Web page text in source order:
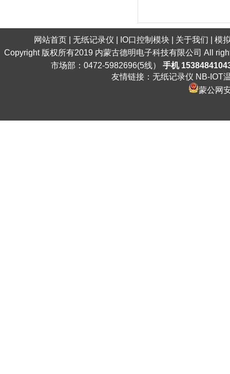
网站首页 无纸记录仪 IO口控制模块 关于我们
模
Copyright 版权所有2019 内蒙古德明电子科技有限公司 All
市场部：0472-5982696(5线） 手机
友情链接： 无纸记录仪 NB-IOT
蒙公网